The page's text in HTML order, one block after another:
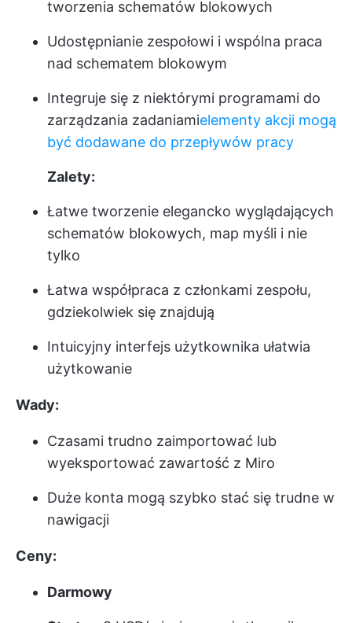
tworzenia schematów blokowych
Udostępnianie zespołowi i wspólna praca
nad schematem blokowym
Integruje się z niektórymi programami do
zarządzania zadaniamielementy akcji mogą
być dodawane do przepływów pracy
Zalety:
Łatwe tworzenie elegancko wyglądających
schematów blokowych, map myśli i nie
tylko
Łatwa współpraca z członkami zespołu,
gdziekolwiek się znajdują
Intuicyjny interfejs użytkownika ułatwia
użytkowanie
Wady:
Czasami trudno zaimportować lub
wyeksportować zawartość z Miro
Duże konta mogą szybko stać się trudne w
nawigacji
Ceny:
Darmowy